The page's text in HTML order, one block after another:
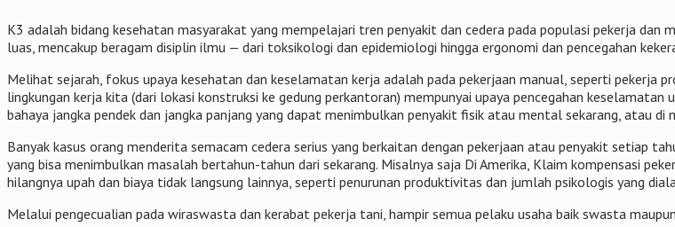
K3 adalah bidang kesehatan masyarakat yang mempelajari tren penyakit dan cedera pada populasi pekerja
luas, mencakup beragam disiplin ilmu — dari toksikologi dan epidemiologi hingga ergonomi dan pencegahan
Melihat sejarah, fokus upaya kesehatan dan keselamatan kerja adalah pada pekerjaan manual, seperti pekerja
lingkungan kerja kita (dari lokasi konstruksi ke gedung perkantoran) mempunyai upaya pencegahan
bahaya jangka pendek dan jangka panjang yang dapat menimbulkan penyakit fisik atau mental sekarang, atau di
Banyak kasus orang menderita semacam cedera serius yang berkaitan dengan pekerjaan atau penyakit setiap
yang bisa menimbulkan masalah bertahun-tahun dari sekarang. Misalnya saja Di Amerika, Klaim kompensasi
hilangnya upah dan biaya tidak langsung lainnya, seperti penurunan produktivitas dan jumlah psikologis yang
Melalui pengecualian pada wiraswasta dan kerabat pekerja tani, hampir semua pelaku usaha baik swasta